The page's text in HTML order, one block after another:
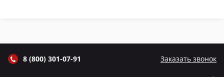
8 (800) 301-07-91 Заказать звонок